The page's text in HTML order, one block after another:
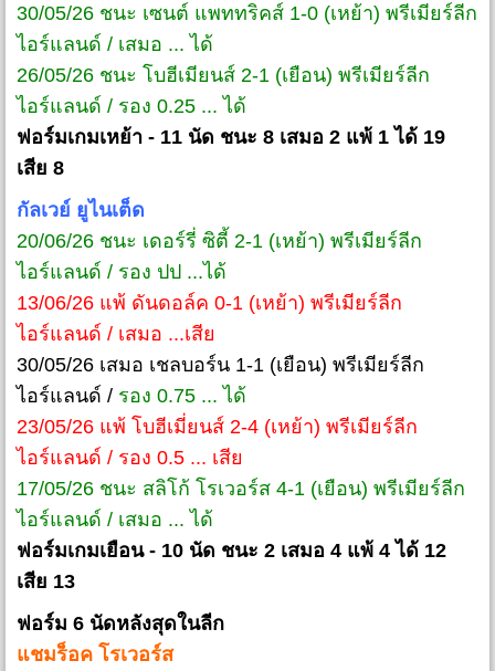
30/05/26 ชนะ เซนต์ แพททริคส์ 1-0 (เหย้า) พรีเมียร์ลีก
ไอร์แลนด์ / เสมอ ... ได้
26/05/26 ชนะ โบฮีเมียนส์ 2-1 (เยือน) พรีเมียร์ลีก
ไอร์แลนด์ / รอง 0.25 ... ได้
ฟอร์มเกมเหย้า - 11 นัด ชนะ 8 เสมอ 2 แพ้ 1 ได้ 19
เสีย 8
กัลเวย์ ยูไนเต็ด
20/06/26 ชนะ เดอร์รี่ ซิตี้ 2-1 (เหย้า) พรีเมียร์ลีก
ไอร์แลนด์ / รอง ปป ...ได้
13/06/26 แพ้ ดันดอล์ค 0-1 (เหย้า) พรีเมียร์ลีก
ไอร์แลนด์ / เสมอ ...เสีย
30/05/26 เสมอ เชลบอร์น 1-1 (เยือน) พรีเมียร์ลีก
ไอร์แลนด์ / รอง 0.75 ... ได้
23/05/26 แพ้ โบฮีเมี่ยนส์ 2-4 (เหย้า) พรีเมียร์ลีก
ไอร์แลนด์ / รอง 0.5 ... เสีย
17/05/26 ชนะ สลิโก้ โรเวอร์ส 4-1 (เยือน) พรีเมียร์ลีก
ไอร์แลนด์ / เสมอ ... ได้
ฟอร์มเกมเยือน - 10 นัด ชนะ 2 เสมอ 4 แพ้ 4 ได้ 12
เสีย 13
ฟอร์ม 6 นัดหลังสุดในลีก
แชมร็อค โรเวอร์ส